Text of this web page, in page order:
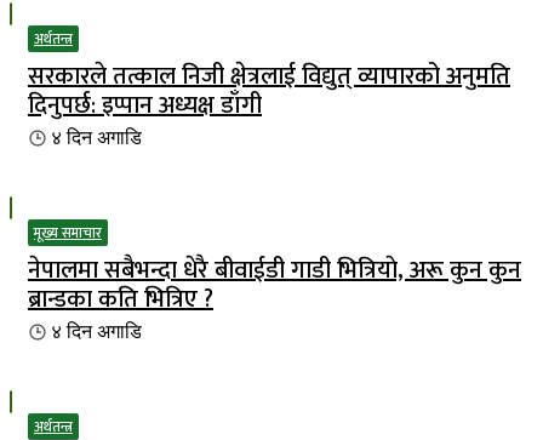
अर्थतन्त्र
सरकारले तत्काल निजी क्षेत्रलाई विद्युत् व्यापारको अनुमति
दिनुपर्छ: इप्पान अध्यक्ष डाँगी
४ दिनअगाडि
मूख्य समाचार
नेपालमा सबैभन्दा धेरै बीवाईडी गाडी भित्रियाे, अरू कुन कुन
ब्रान्डका कति भित्रिए ?
४ दिनअगाडि
अर्थतन्त्र